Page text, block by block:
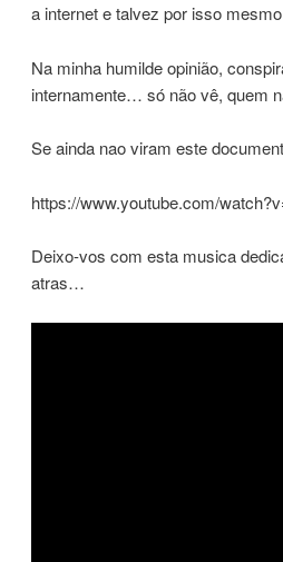
a internet e talvez por isso
Na minha humilde opinião,
internamente… só não vê, quem
Se ainda nao viram este
https://www.youtube.com/
Deixo-vos com esta musica
atras…